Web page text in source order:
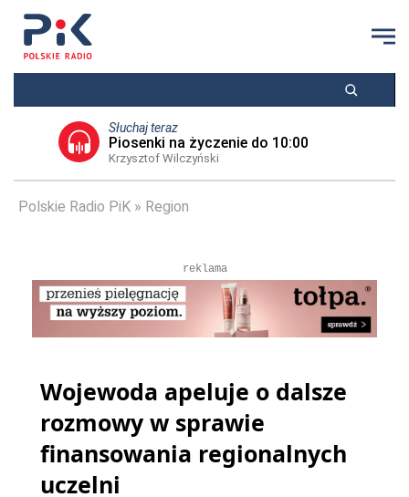
Słuchaj teraz
Piosenki na życzenie do 10:00
Krzysztof Wilczyński
Polskie Radio PiK Region
reklama
Wojewoda apeluje o dalsze
rozmowy w sprawie
finansowania regionalnych
uczelni